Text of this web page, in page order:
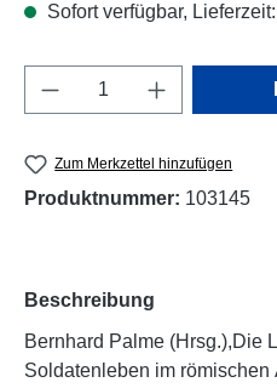
Sofort verfügbar,
Produkt Anzahl:
Zum Merkzettel hinzufügen
Produktnummer: 103145
Beschreibung
Bernhard Palme (Hrsg.),Die
Soldatenleben im